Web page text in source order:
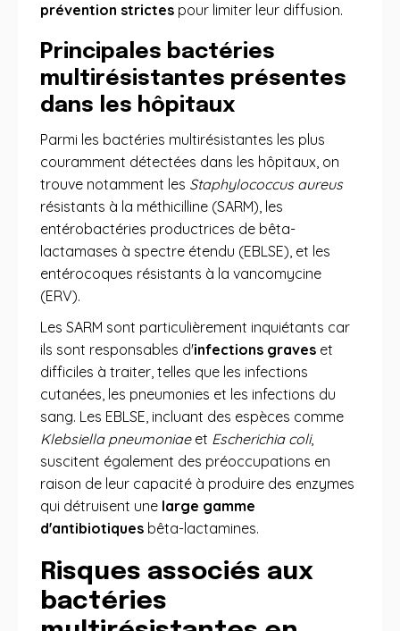
prévention strictes pour limiter leur diffusion.
Principales bactéries
multirésistantes présentes
dans les hôpitaux
Parmi les bactéries multirésistantes les plus
couramment détectées dans les hôpitaux, on
trouve notamment les Staphylococcus aureus
résistants à la méthicilline (SARM), les
entérobactéries productrices de bêta-
lactamases à spectre étendu (EBLSE), et les
entérocoques résistants à la vancomycine
(ERV).
Les SARM sont particulièrement inquiétants car
ils sont responsables d'infections graves et
difficiles à traiter, telles que les infections
cutanées, les pneumonies et les infections du
sang. Les EBLSE, incluant des espèces comme
Klebsiella pneumoniaeet Escherichia coli,
suscitent également des préoccupations en
raison de leur capacité à produire des enzymes
qui détruisent une large gamme
d'antibiotiques bêta-lactamines.
Risques associés aux
bactéries